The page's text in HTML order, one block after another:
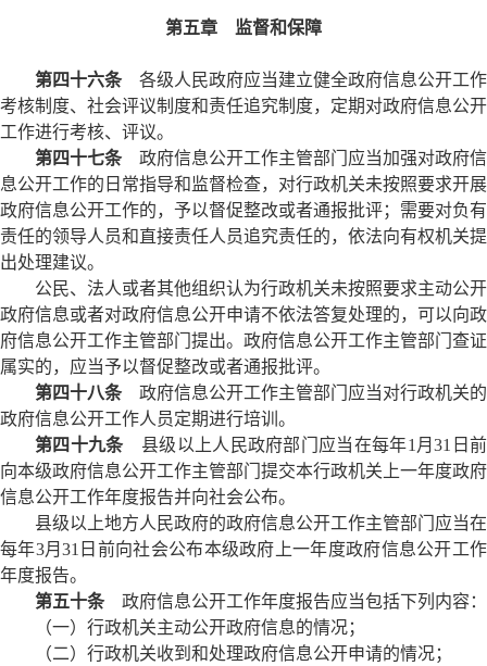
第五章 监督和保障
第四十六条各级人民政府应当建立健全政府信息公开工作
考核制度、社会评议制度和责任追究制度，定期对政府信息公开
工作进行考核、评议。
第四十七条政府信息公开工作主管部门应当加强对政府信
息公开工作的日常指导和监督检查，对行政机关未按照要求开展
政府信息公开工作的，予以督促整改或者通报批评；需要对负有
责任的领导人员和直接责任人员追究责任的，依法向有权机关提
出处理建议。
公民、法人或者其他组织认为行政机关未按照要求主动公开
政府信息或者对政府信息公开申请不依法答复处理的，可以向政
府信息公开工作主管部门提出。政府信息公开工作主管部门查证
属实的，应当予以督促整改或者通报批评。
第四十八条政府信息公开工作主管部门应当对行政机关的
政府信息公开工作人员定期进行培训。
第四十九条县级以上人民政府部门应当在每年1月31日前
向本级政府信息公开工作主管部门提交本行政机关上一年度政府
信息公开工作年度报告并向社会公布。
县级以上地方人民政府的政府信息公开工作主管部门应当在
每年3月31日前向社会公布本级政府上一年度政府信息公开工作
年度报告。
第五十条政府信息公开工作年度报告应当包括下列内容：
（一）行政机关主动公开政府信息的情况；
（二）行政机关收到和处理政府信息公开申请的情况；